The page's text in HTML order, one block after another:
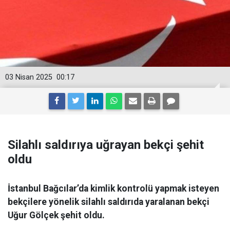
00:17
03 Nisan 2025
Silahlı saldırıya uğrayan bekçi şehit
oldu
İstanbul Bağcılar’da kimlik kontrolü yapmak isteyen
bekçilere yönelik silahlı saldırıda yaralanan bekçi
Uğur Gölçek şehit oldu.